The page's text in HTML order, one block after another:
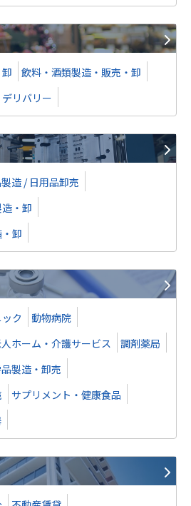
飲料・酒類製造・販売・卸
リバリー
造 / 日用品卸売
・卸
卸
ク
動物病院
ホーム・介護サービス
調剤薬局
製造・卸売
サプリメント・健康食品